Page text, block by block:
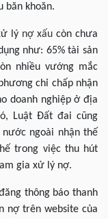
băn khoăn.
lý nợ xấucòn chưa
như: 65% tài sản
nhiều vướng mắc
chỉ chấp nhận
doanh nghiệp ở địa
Luật Đất đai cũng
ngoài nhận thế
trong việc thu hút
gia xử lý nợ.
thông báo thanh
nợ trên website của